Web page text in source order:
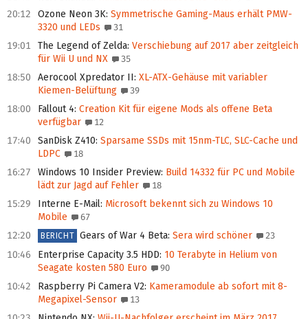
20:12 Ozone Neon 3K: Symmetrische Gaming-Maus erhält PMW-
3320 und LEDs
31
19:01 The Legend of Zelda: Verschiebung auf 2017 aber zeitgleich
für Wii U und NX
35
18:50 Aerocool Xpredator II: XL-ATX-Gehäuse mit variabler
Kiemen-Belüftung
39
18:00 Fallout 4: Creation Kit für eigene Mods als offene Beta
verfügbar
12
17:40 SanDisk Z410: Sparsame SSDs mit 15nm‑TLC, SLC-Cache und
LDPC
18
16:27 Windows 10 Insider Preview: Build 14332 für PC und Mobile
lädt zur Jagd auf Fehler
18
15:29 Interne E-Mail: Microsoft bekennt sich zu Windows 10
Mobile
67
12:20 BERICHT Gears of War 4 Beta: Sera wird schöner 23
10:46 Enterprise Capacity 3.5 HDD: 10 Terabyte in Helium von
Seagate kosten 580 Euro
90
10:42 Raspberry Pi Camera V2: Kameramodule ab sofort mit 8-
Megapixel-Sensor
13